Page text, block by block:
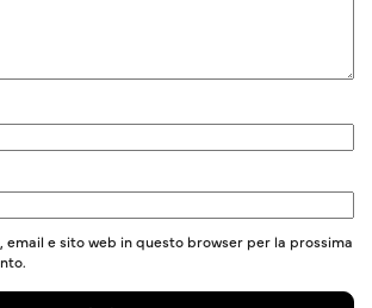
email e sito web in questo browser per la prossima